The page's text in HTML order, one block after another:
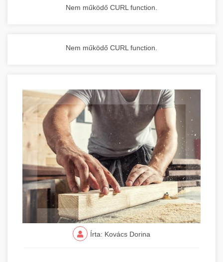
Nem működő CURL function.
Nem működő CURL function.
Írta: Kovács Dorina